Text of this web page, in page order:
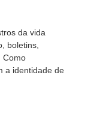
da vida
boletins,
Como
a identidade de